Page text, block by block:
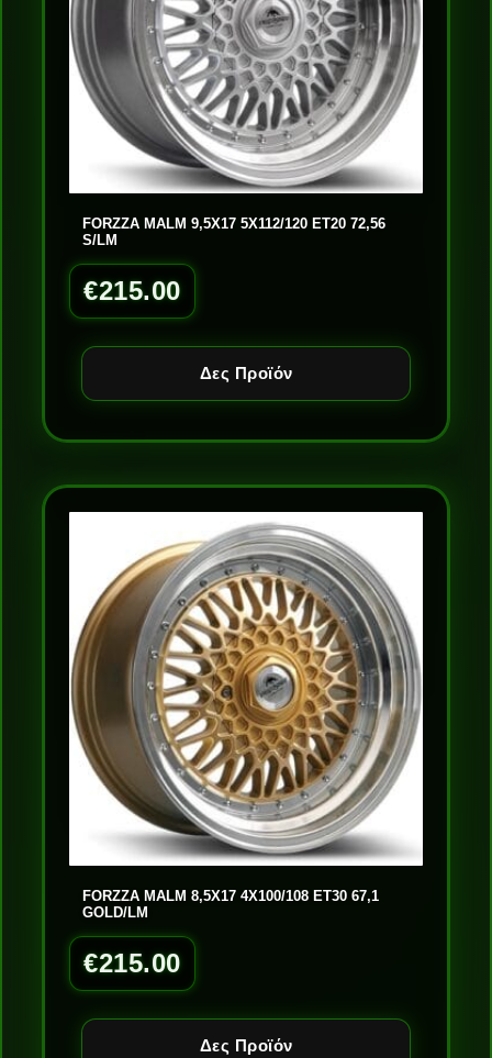
FORZZA MALM 9,5X17 5X112/120 ET20 72,56
S/LM
€215.00
Δες Προϊόν
FORZZA MALM 8,5X17 4X100/108 ET30 67,1
GOLD/LM
€215.00
Δες Προϊόν